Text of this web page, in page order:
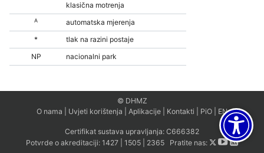
klasična motrenja
A
automatska mjerenja
*
tlak na razini postaje
NP
nacionalni park
© DHMZ
O nama
Uvjeti korištenja Aplikacije Kontakti PiO EN
Certifikat sustava upravljanja: C666382
Potvrde o akreditaciji: 1427| 1505| 2365Pratite nas: